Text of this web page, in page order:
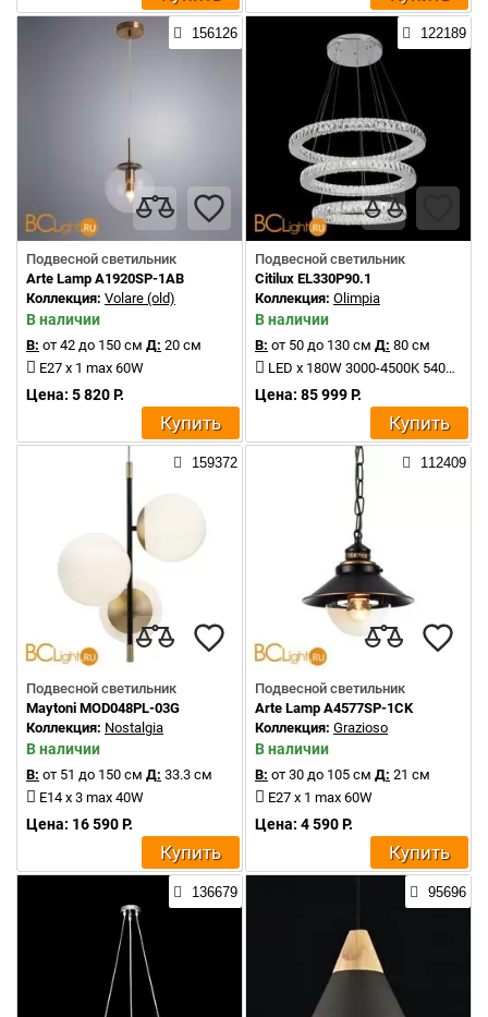
156126
Подвесной светильник
Arte Lamp A1920SP-1AB
Коллекция: Volare (old)
В наличии
В: от 42 до 150 см Д: 20 см
E27 x 1 max 60W
Цена: 5 820 Р.
Купить
122189
Подвесной светильник
Citilux EL330P90.1
Коллекция: Olimpia
В наличии
В: от 50 до 130 см Д: 80 см
LED x 180W 3000-4500K 5400Lm
Цена: 85 999 Р.
Купить
159372
Подвесной светильник
Maytoni MOD048PL-03G
Коллекция: Nostalgia
В наличии
В: от 51 до 150 см Д: 33.3 см
E14 x 3 max 40W
Цена: 16 590 Р.
Купить
112409
Подвесной светильник
Arte Lamp A4577SP-1CK
Коллекция: Grazioso
В наличии
В: от 30 до 105 см Д: 21 см
E27 x 1 max 60W
Цена: 4 590 Р.
Купить
136679 95696